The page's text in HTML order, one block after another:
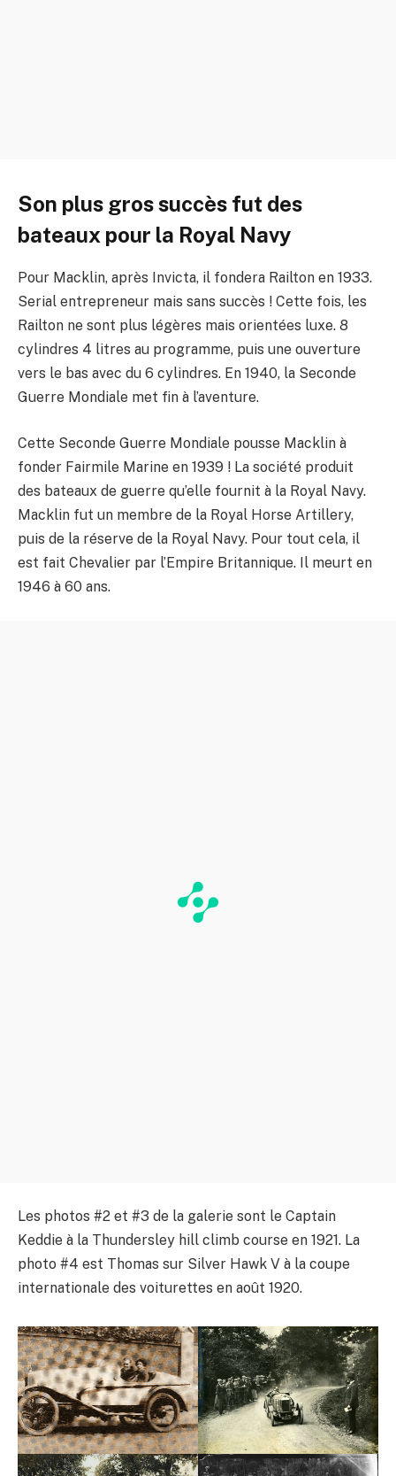
Son plus gros succès fut des
bateaux pour la Royal Navy
Pour Macklin, après Invicta, il fondera Railton en 1933.
Serial entrepreneur mais sans succès ! Cette fois, les
Railton ne sont plus légères mais orientées luxe. 8
cylindres 4 litres au programme, puis une ouverture
vers le bas avec du 6 cylindres. En 1940, la Seconde
Guerre Mondiale met fin à l’aventure.
Cette Seconde Guerre Mondiale pousse Macklin à
fonder Fairmile Marine en 1939 ! La société produit
des bateaux de guerre qu’elle fournit à la Royal Navy.
Macklin fut un membre de la Royal Horse Artillery,
puis de la réserve de la Royal Navy. Pour tout cela, il
est fait Chevalier par l’Empire Britannique. Il meurt en
1946 à 60 ans.
Les photos #2 et #3 de la galerie sont le Captain
Keddie à la Thundersley hill climb course en 1921. La
photo #4 est Thomas sur Silver Hawk V à la coupe
internationale des voiturettes en août 1920.